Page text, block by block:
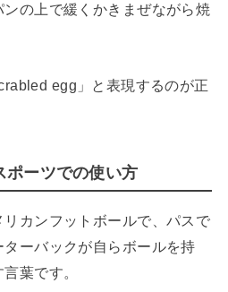
の上で緩くかきまぜながら焼
egg」と表現するのが正
ポーツでの使い方
リカンフットボールで、パスで
ーバックが自らボールを持
葉です。